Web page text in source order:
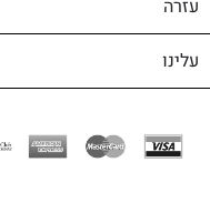
עזרה
עלינו